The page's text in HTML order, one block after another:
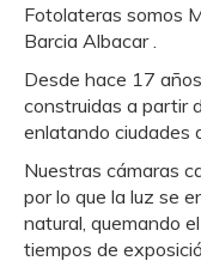
Fotolateras somos
Barcia Albacar .
Desde hace 17
construidas a partir
enlatando ciudades
Nuestras cámaras
por lo que la luz se
natural, quemando
tiempos de